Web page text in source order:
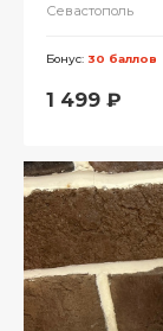
Севастополь
Бонус: 30 баллов
1 499 ₽